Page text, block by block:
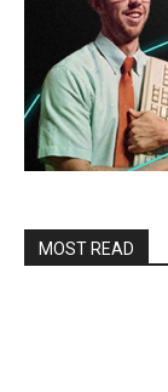
MOST READ